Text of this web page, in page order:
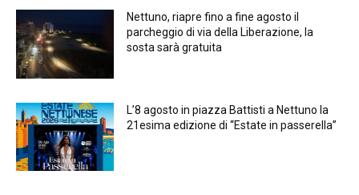
Nettuno, riapre fino a fine agosto il
parcheggio di via della Liberazione, la
sosta sarà gratuita
L’8 agosto in piazza Battisti a Nettuno la
21esima edizione di “Estate in passerella”